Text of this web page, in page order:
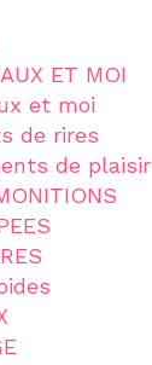
ET MOI
et moi
de rires
de plaisir